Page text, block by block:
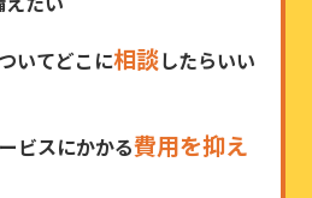
いてどこに相談したらいい
ビスにかかる費用を抑え